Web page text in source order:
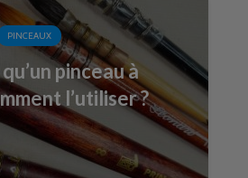
PINCEAUX
pinceau à
l’utiliser ?